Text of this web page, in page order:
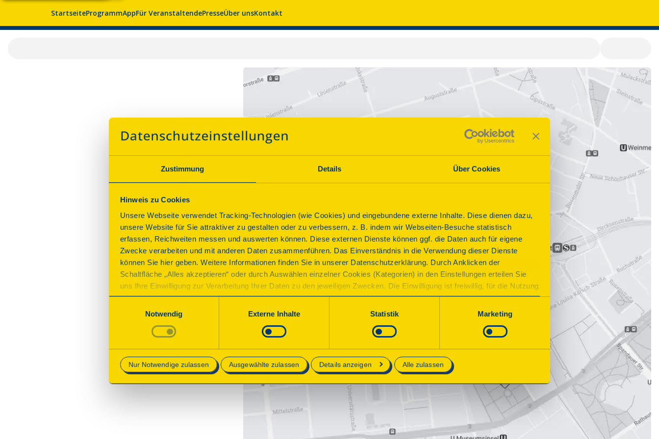
Zustimmung Details Über Cookies
Hinweis zu Cookies
Unsere Webseite verwendet Tracking-Technologien (wie Cookies) und eingebundene externe Inhalte. Diese dienen dazu,
unsere Website für Sie attraktiver zu gestalten oder zu verbessern, z. B. indem wir Webseiten-Besuche statistisch
erfassen, Reichweiten messen und auswerten können. Diese externen Dienste können ggf. die Daten auch für eigene
Zwecke verarbeiten und mit anderen Daten zusammenführen. Das Einverständnis in die Verwendung dieser Dienste
können Sie hier geben. Weitere Informationen finden Sie in unserer Datenschutzerklärung. Durch Anklicken der
Schaltfläche „Alles akzeptieren“ oder durch Auswählen einzelner Cookies (Kategorien) in den Einstellungen erteilen Sie
uns Ihre Einwilligung zur Verarbeitung Ihrer Daten zu den jeweiligen Zwecken. Die Einwilligung ist freiwillig, für die Nutzung
des Onlineangebots nicht erforderlich und kann jederzeit aktualisiert oder widerrufen werden. Wenn Sie das Consent Tool
mit „Speichern“ bestätigen, werden nur essenzielle Cookies auf der Webseite gesetzt, die technisch notwendig und für den
Notwendig
Externe Inhalte Statistik Marketing
Nur Notwendige zulassen Ausgewählte zulassen Details anzeigen Alle zulassen
StartseiteProgrammAppFür VeranstaltendePresseÜber unsKontakt